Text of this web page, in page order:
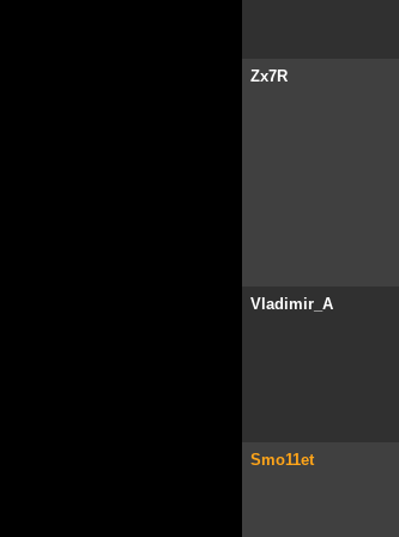
Zx7R
Vladimir_A
Smo11et